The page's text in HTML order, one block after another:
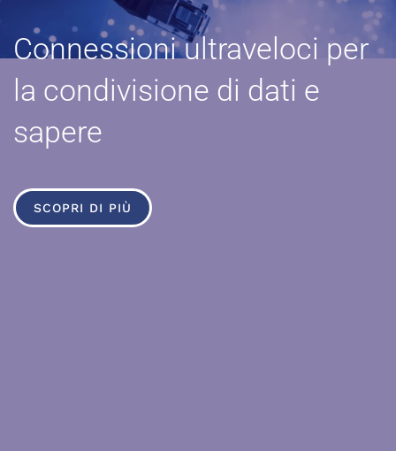
Connessioni ultraveloci per
la condivisione di dati e
sapere
SCOPRI DI PIÙ